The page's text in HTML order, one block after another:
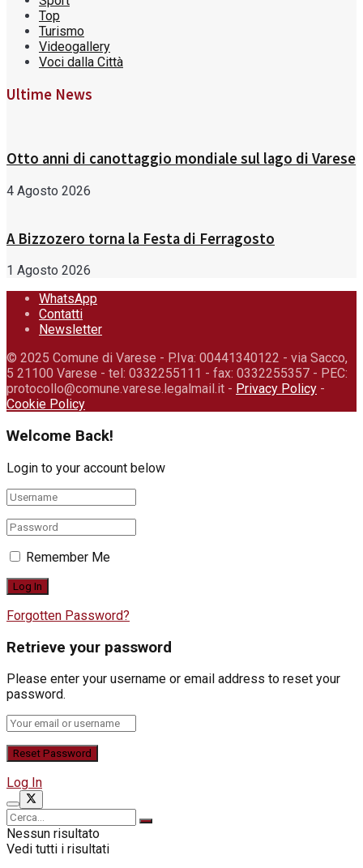
Top
Turismo
Videogallery
Voci dalla Città
Ultime News
Otto anni di canottaggio mondiale sul lago di Varese
4 Agosto 2026
A Bizzozero torna la Festa di Ferragosto
1 Agosto 2026
WhatsApp
Contatti
Newsletter
© 2025 Comune di Varese - P.Iva: 00441340122 - via Sacco,
5 21100 Varese - tel: 0332255111 - fax: 0332255357 - PEC:
protocollo@comune.varese.legalmail.it - Privacy Policy -
Cookie Policy
Welcome Back!
Login to your account below
Remember Me
Forgotten Password?
Retrieve your password
Please enter your username or email address to reset your
password.
Log In
Nessun risultato
Vedi tutti i risultati